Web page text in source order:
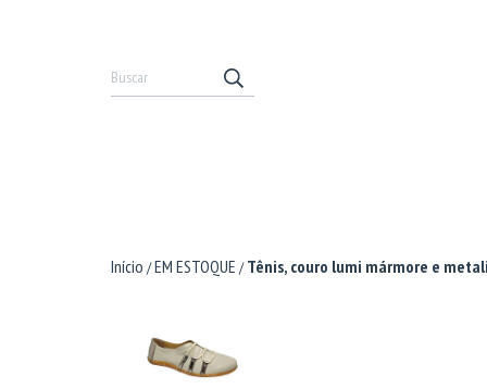
Início /EM ESTOQUE / Tênis, couro lumi mármore e